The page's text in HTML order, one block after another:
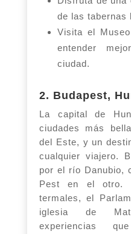
de las tabernas
Visita el
entender
ciudad.
2. Budapest,
La capital de
ciudades más
del Este, y un
cualquier viajero.
por el río Danubio,
Pest en el otro.
termales, el
iglesia de
experiencias